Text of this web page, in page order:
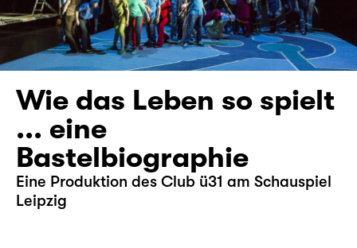
Wie das Leben so spielt
... eine
Bastelbiographie
Eine Produktion des Club ü31 am Schauspiel
Leipzig